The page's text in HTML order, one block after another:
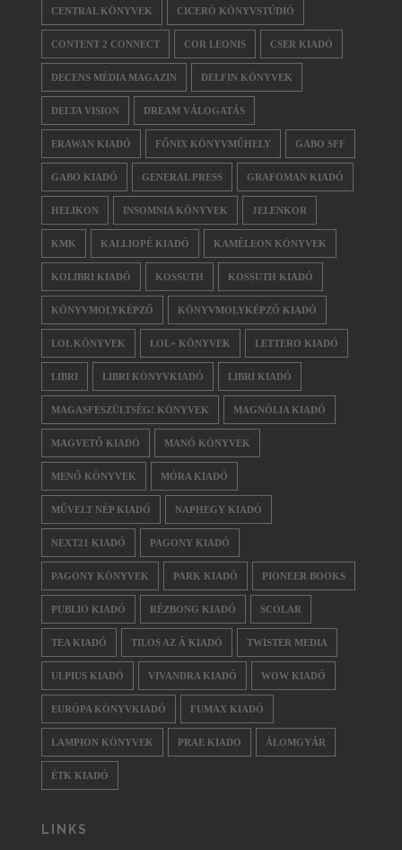
CENTRAL KÖNYVEK CICERÓ KÖNYVSTÚDIÓ
CONTENT 2 CONNECT COR LEONIS CSER KIADÓ
DECENS MÉDIA MAGAZIN DELFIN KÖNYVEK
DELTA VISION DREAM VÁLOGATÁS
ERAWAN KIADÓ FŐNIX KÖNYVMŰHELY GABO SFF
GABO KIADÓ GENERAL PRESS GRAFOMAN KIADÓ
HELIKON INSOMNIA KÖNYVEK JELENKOR
KMK KALLIOPÉ KIADÓ KAMÉLEON KÖNYVEK
KOLIBRI KIADÓ KOSSUTH KOSSUTH KIADÓ
KÖNYVMOLYKÉPZŐ KÖNYVMOLYKÉPZŐ KIADÓ
LOL KÖNYVEK LOL+ KÖNYVEK LETTERO KIADÓ
LIBRI LIBRI KÖNYVKIADÓ LIBRI KIADÓ
MAGASFESZÜLTSÉG! KÖNYVEK MAGNÓLIA KIADÓ
MAGVETŐ KIADÓ MANÓ KÖNYVEK
MENŐ KÖNYVEK MÓRA KIADÓ
MŰVELT NÉP KIADÓ NAPHEGY KIADÓ
NEXT21 KIADÓ PAGONY KIADÓ
PAGONY KÖNYVEK PARK KIADÓ PIONEER BOOKS
PUBLIO KIADÓ RÉZBONG KIADÓ SCOLAR
TEA KIADÓ TILOS AZ Á KIADÓ TWISTER MEDIA
ULPIUS KIADÓ VIVANDRA KIADÓ WOW KIADÓ
EURÓPA KÖNYVKIADÓ FUMAX KIADÓ
LAMPION KÖNYVEK PRAE KIADO ÁLOMGYÁR
ÉTK KIADÓ
LINKS